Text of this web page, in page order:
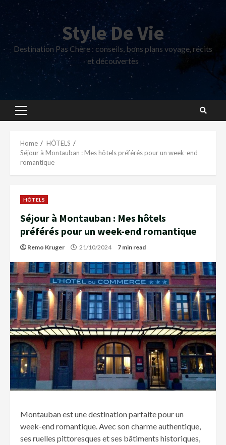
to
Style De Vie
Destination Pas Chère : conseils, bons plans voyage, récits
et découvertes
Primary
Home
HÔTELS
Séjour à Montauban : Mes hôtels préférés pour un week-end
romantique
HÔTELS
Séjour à Montauban : Mes hôtels
préférés pour un week-end romantique
Remo Kruger 21/10/2024 7 min read
Montauban est une destination parfaite pour un
week-end romantique. Avec son charme authentique,
ses ruelles pittoresques et ses bâtiments historiques,